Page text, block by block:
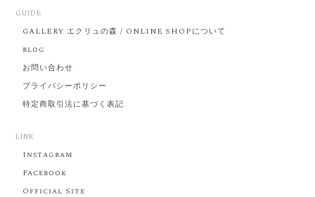
GUIDE
GALLERY エクリュの森 / ONLINE SHOPについて
blog
お問い合わせ
プライバシーポリシー
特定商取引法に基づく表記
LINK
Instagram
Facebook
Official Site